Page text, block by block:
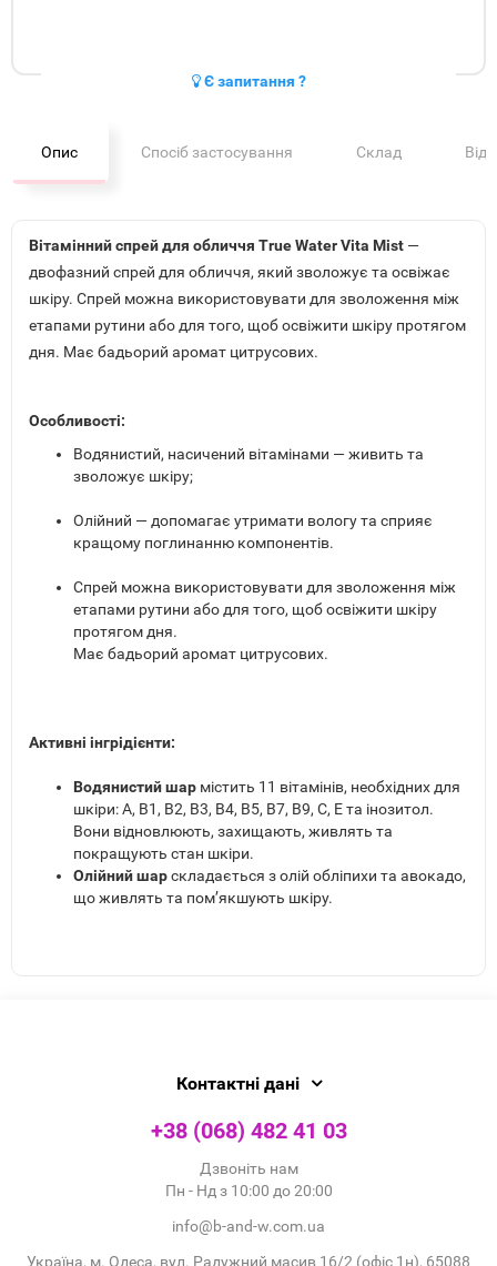
Є запитання ?
Опис Спосіб застосування Склад
Вітамінний спрей для обличчя True Water Vita Mist —
двофазний спрей для обличчя, який зволожує та освіжає
шкіру. Спрей можна використовувати для зволоження між
етапами рутини або для того, щоб освіжити шкіру протягом
дня. Має бадьорий аромат цитрусових.
Особливості:
Водянистий, насичений вітамінами — живить та
зволожує шкіру;
Олійний — допомагає утримати вологу та сприяє
кращому поглинанню компонентів.
Спрей можна використовувати для зволоження між
етапами рутини або для того, щоб освіжити шкіру
протягом дня.
Має бадьорий аромат цитрусових.
Активні інгрідієнти:
Водянистий шар містить 11 вітамінів, необхідних для
шкіри: A, B1, B2, B3, B4, B5, B7, B9, C, E та інозитол.
Вони відновлюють, захищають, живлять та
покращують стан шкіри.
Олійний шарскладається з олій обліпихи та авокадо,
що живлять та пом’якшують шкіру.
Контактні дані
+38 (068) 482 41 03
Дзвоніть нам
Пн - Нд з 10:00 до 20:00
info@b-and-w.com.ua
Україна, м. Одеса, вул. Радужний масив 16/2 (офіс 1н), 65088